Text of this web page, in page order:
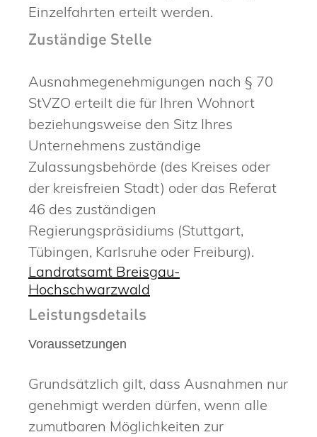
Einzelfahrten erteilt werden.
Zuständige Stelle
Ausnahmegenehmigungen nach § 70
StVZO erteilt die für Ihren Wohnort
beziehungsweise den Sitz Ihres
Unternehmens zuständige
Zulassungsbehörde (des Kreises oder
der kreisfreien Stadt) oder das Referat
46 des zuständigen
Regierungspräsidiums (Stuttgart,
Tübingen, Karlsruhe oder Freiburg).
Landratsamt Breisgau-
Hochschwarzwald
Leistungsdetails
Voraussetzungen
Grundsätzlich gilt, dass Ausnahmen nur
genehmigt werden dürfen, wenn alle
zumutbaren Möglichkeiten zur